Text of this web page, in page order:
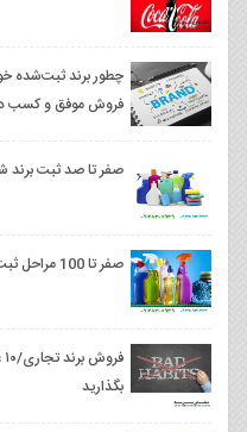
چطور برند ثبت‌شده
فروش موفق و کسب
صفر تا صد ثبت برند
صفر تا 100 مراحل ثبت برند شوینده
بگذارید